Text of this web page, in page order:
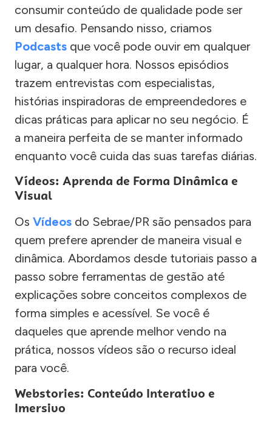
consumir conteúdo de qualidade pode ser
um desafio. Pensando nisso, criamos
Podcasts que você pode ouvir em qualquer
lugar, a qualquer hora. Nossos episódios
trazem entrevistas com especialistas,
histórias inspiradoras de empreendedores e
dicas práticas para aplicar no seu negócio. É
a maneira perfeita de se manter informado
enquanto você cuida das suas tarefas diárias.
Vídeos: Aprenda de Forma Dinâmica e
Visual
Os Vídeos do Sebrae/PR são pensados para
quem prefere aprender de maneira visual e
dinâmica. Abordamos desde tutoriais passo a
passo sobre ferramentas de gestão até
explicações sobre conceitos complexos de
forma simples e acessível. Se você é
daqueles que aprende melhor vendo na
prática, nossos vídeos são o recurso ideal
para você.
Webstories: Conteúdo Interativo e
Imersivo